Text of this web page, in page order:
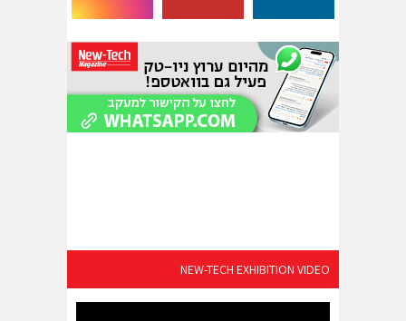
NEW-TECH EXHIBITION VIDEO